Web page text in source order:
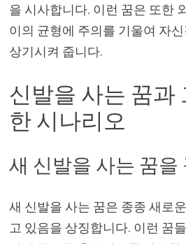
을 시사합니다. 이런 꿈은 또한
이의 균형에 주의를 기울여 자
상기시켜 줍니다.
신발을 사는 꿈과
한 시나리오
새 신발을 사는 꿈을
새 신발을 사는 꿈은 종종 새로
고 있음을 상징합니다. 이런 꿈